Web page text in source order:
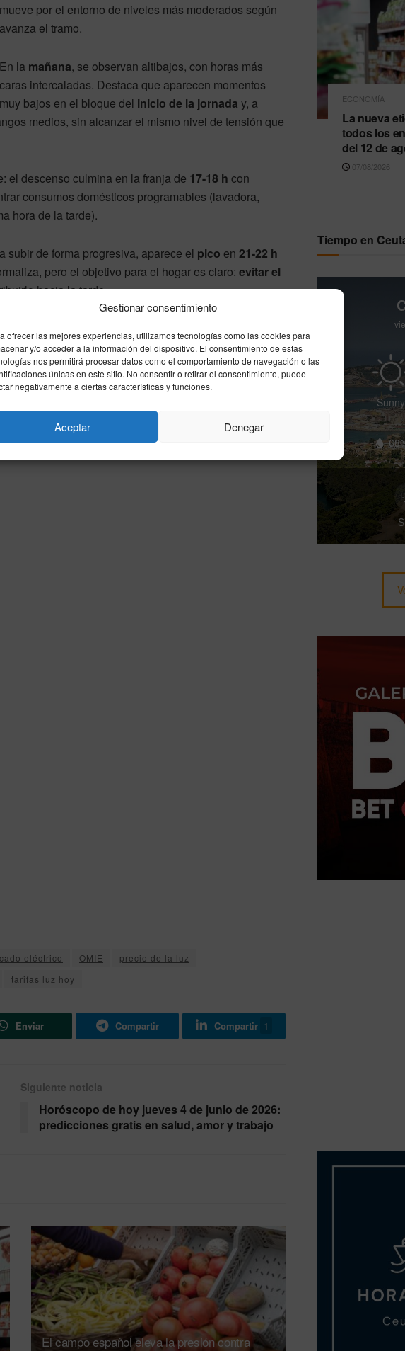
Gestionar consentimiento
ofrecer las mejores experiencias, utilizamos tecnologías como las cookies para
y/o acceder a la información del dispositivo. El consentimiento de estas
nos permitirá procesar datos como el comportamiento de navegación o las
únicas en este sitio. No consentir o retirar el consentimiento, puede
negativamente a ciertas características y funciones.
Aceptar Denegar
mueve por el entorno de niveles más moderados según
avanza el tramo.
En la mañana, se observan altibajos, con horas más
caras intercaladas. Destaca que aparecen momentos
muy bajos en el bloque del inicio de la jornada y, a
medios, sin alcanzar el mismo nivel de tensión que
el descenso culmina en la franja de 17-18 h con
consumos domésticos programables (lavadora,
hora de la tarde).
subir de forma progresiva, aparece el pico en 21-22 h
pero el objetivo para el hogar es claro: evitar el
hacia la tarde.
(jueves 4 de junio de 2026)
eléctrico OMIE
precio de la luz
tarifas luz hoy
Enviar Compartir Compartir 1
Siguiente noticia
Horóscopo de hoy jueves 4 de junio de 2026:
predicciones gratis en salud, amor y trabajo
El campo español eleva la presión contra
ECONOMÍA
La nueva
todos los
del 12 de
07/08/2026
Tiempo en
Sunny